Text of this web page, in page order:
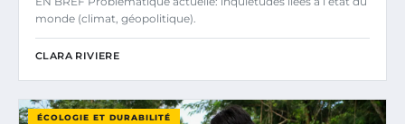
monde (climat, géopolitique).
CLARA RIVIERE
ÉCOLOGIE ET DURABILITÉ